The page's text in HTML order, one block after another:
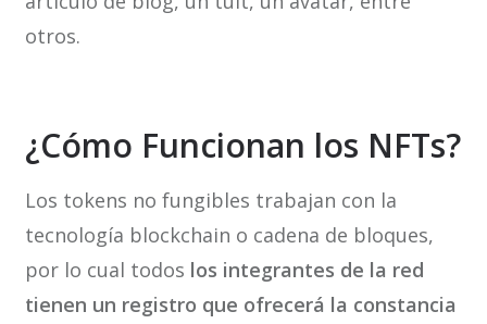
otros.
¿Cómo Funcionan los NFTs?
Los tokens no fungibles trabajan con la
tecnología blockchain o cadena de bloques,
por lo cual todos los integrantes de la red
tienen un registro que ofrecerá la constancia